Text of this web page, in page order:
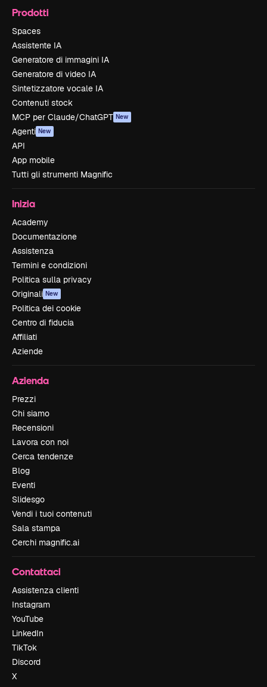
Prodotti
Spaces
Assistente IA
Generatore di immagini IA
Generatore di video IA
Sintetizzatore vocale IA
Contenuti stock
MCP per Claude/ChatGPT New
Agenti New
API
App mobile
Tutti gli strumenti Magnific
Inizia
Academy
Documentazione
Assistenza
Termini e condizioni
Politica sulla privacy
Originali New
Politica dei cookie
Centro di fiducia
Affiliati
Aziende
Azienda
Prezzi
Chi siamo
Recensioni
Lavora con noi
Cerca tendenze
Blog
Eventi
Slidesgo
Vendi i tuoi contenuti
Sala stampa
Cerchi magnific.ai
Contattaci
Assistenza clienti
Instagram
YouTube
LinkedIn
TikTok
Discord
X